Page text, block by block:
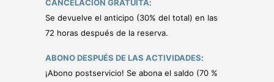
CANCELACIÓN GRATUITA:
Se devuelve el anticipo (30% del total) en las
72 horas después de la reserva.
ABONO DESPUÉS DE LAS ACTIVIDADES:
¡Abono postservicio! Se abona el saldo (70 %